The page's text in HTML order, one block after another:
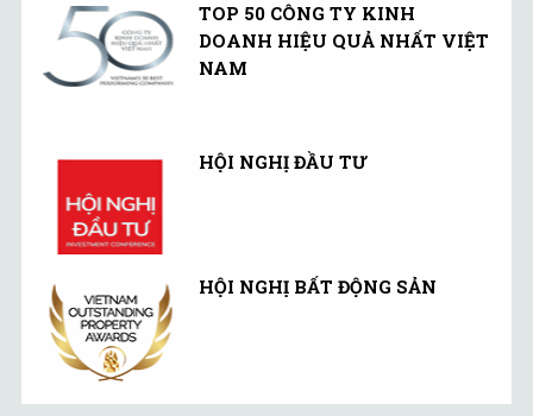
TOP 50 CÔNG TY KINH
DOANH HIỆU QUẢ NHẤT VIỆT
NAM
HỘI NGHỊ ĐẦU TƯ
HỘI NGHỊ BẤT ĐỘNG SẢN